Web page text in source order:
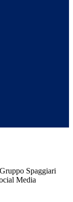
Spaggiari
Media